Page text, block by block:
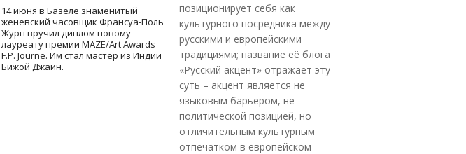
14 июня в Базеле знаменитый
женевский часовщик Франсуа-Поль
Журн вручил диплом новому
лауреату премии MAZE/Art Awards
F.P. Journe. Им стал мастер из Индии
Бижой Джаин.
позиционирует себя как
культурного посредника между
русскими и европейскими
традициями; название её блога
«Русский акцент» отражает эту
суть – акцент является не
языковым барьером, не
политической позицией, но
отличительным культурным
отпечатком в европейском